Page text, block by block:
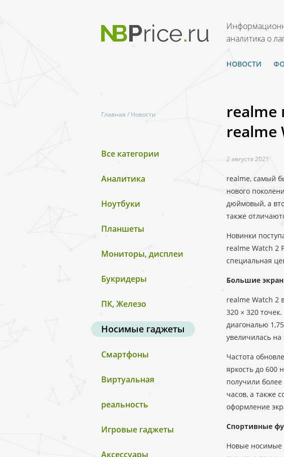
аналитика о
НОВОСТИ
Главная / Новости
Все категории
Аналитика
Ноутбуки
Планшеты
Мониторы, дисплеи
Букридеры
ПК, Железо
Носимые гаджеты
Смартфоны
Виртуальная
реальность
Игровые гаджеты
Аксессуары
realme
realme
2 августа 2021
realme, самый
нового
дюймовый, а
также
Новинки
realme Watch 2
специальная
Большие
realme Watch 2
320 × 320
диагональю
увеличилась
Частота
яркость до
получили
часов, а также
оформление
Спортивные
Новые носимые